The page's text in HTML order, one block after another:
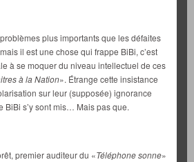
plus importants que les défaites
il est une chose qui frappe BiBi, c’est
à se moquer du niveau intellectuel de ces
à la Nation». Étrange cette insistance
sur leur (supposée) ignorance
BiBi s’y sont mis… Mais pas que.
premier auditeur du «Téléphone sonne»